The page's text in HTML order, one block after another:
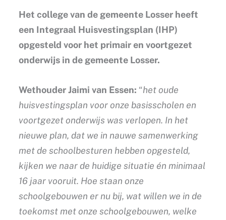
Het college van de gemeente Losser heeft
een Integraal Huisvestingsplan (IHP)
opgesteld voor het primair en voortgezet
onderwijs in de gemeente Losser.
Wethouder Jaimi van Essen: “het oude
huisvestingsplan voor onze basisscholen en
voortgezet onderwijs was verlopen. In het
nieuwe plan, dat we in nauwe samenwerking
met de schoolbesturen hebben opgesteld,
kijken we naar de huidige situatie én minimaal
16 jaar vooruit. Hoe staan onze
schoolgebouwen er nu bij, wat willen we in de
toekomst met onze schoolgebouwen, welke